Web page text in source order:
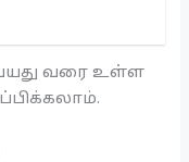
வயது வரை உள்ள